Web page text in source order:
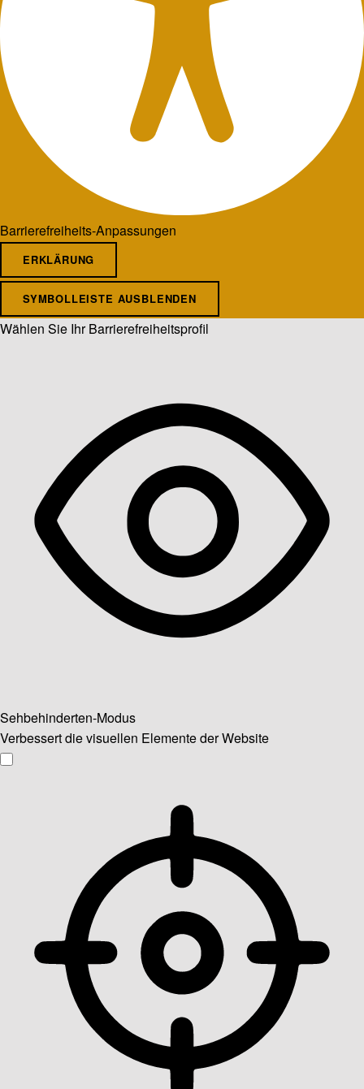
Barrierefreiheits-Anpassungen
ERKLÄRUNG
SYMBOLLEISTE AUSBLENDEN
Wählen Sie Ihr Barrierefreiheitsprofil
Sehbehinderten-Modus
Verbessert die visuellen Elemente der Website